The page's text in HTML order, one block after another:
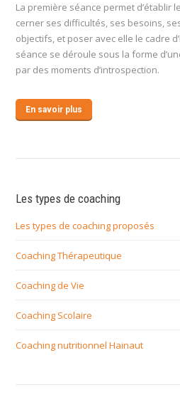
La première séance permet d’établir
cerner ses difficultés, ses besoins,
objectifs, et poser avec elle le cadre
séance se déroule sous la forme
par des moments d’introspection.
En savoir plus
Les types de coaching
Les types de coaching proposés
Coaching Thérapeutique
Coaching de Vie
Coaching Scolaire
Coaching nutritionnel Hainaut